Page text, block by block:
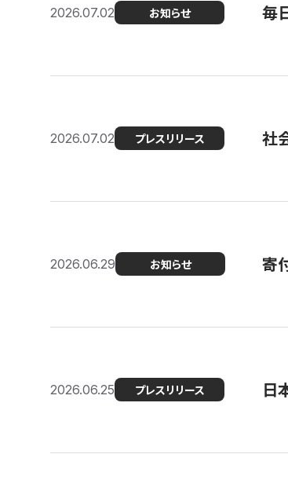
2026.07.02 お知らせ 毎
2026.07.02 プレスリリース 社
2026.06.29 お知らせ 寄
2026.06.25 プレスリリース 日